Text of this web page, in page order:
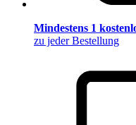
Mindestens 1
zu jeder Bestellung